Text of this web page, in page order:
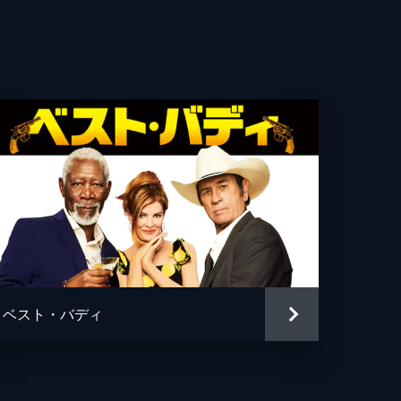
ヤング
ヌネズ・Ｊｒ
リア
クリーズ
ランカトー
ベスト・バディ